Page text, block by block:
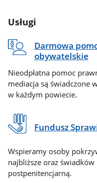
Usługi
Darmowa
obywatelskie
Nieodpłatna pomoc
mediacja są świadczone
w każdym powiecie.
Fundusz
Wspieramy osoby
najbliższe oraz
postpenitencjarną.